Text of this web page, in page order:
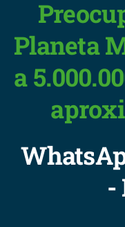
Planeta
a
-